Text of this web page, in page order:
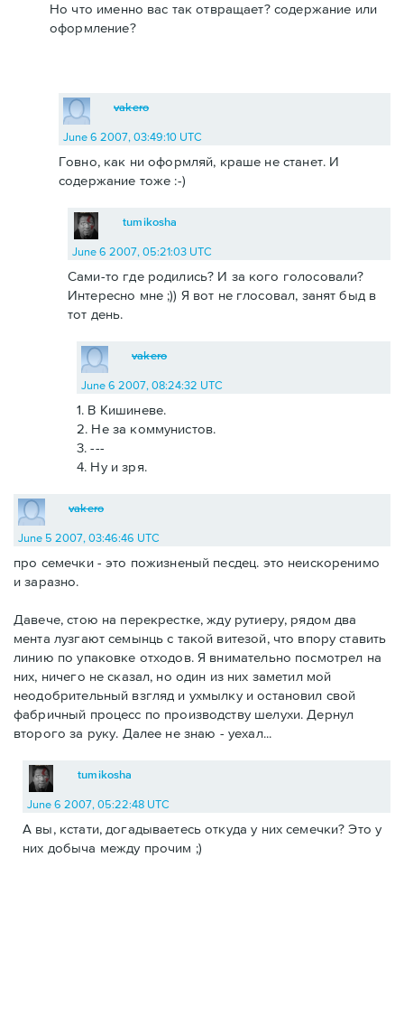
Но что именно вас так отвращает? содержание или
оформление?
vakero
June 6 2007, 03:49:10 UTC
Говно, как ни оформляй, краше не станет. И
содержание тоже :-)
tumikosha
June 6 2007, 05:21:03 UTC
Сами-то где родились? И за кого голосовали?
Интересно мне ;)) Я вот не глосовал, занят быд в
тот день.
vakero
June 6 2007, 08:24:32 UTC
1. В Кишиневе.
2. Не за коммунистов.
3. ---
4. Ну и зря.
vakero
June 5 2007, 03:46:46 UTC
про семечки - это пожизненый песдец. это неискоренимо
и заразно.
Давече, стою на перекрестке, жду рутиеру, рядом два
мента лузгают семынць с такой витезой, что впору ставить
линию по упаковке отходов. Я внимательно посмотрел на
них, ничего не сказал, но один из них заметил мой
неодобрительный взгляд и ухмылку и остановил свой
фабричный процесс по производству шелухи. Дернул
второго за руку. Далее не знаю - уехал...
tumikosha
June 6 2007, 05:22:48 UTC
А вы, кстати, догадываетесь откуда у них семечки? Это у
них добыча между прочим ;)